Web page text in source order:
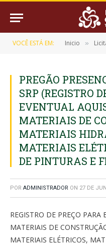
VOCÊ ESTÁ EM: Inicio »
PREGÃO
SRP (REGISTRO
EVENTUAL
MATERIAIS DE
MATERIAIS
MATERIAIS
DE PINTURAS E
POR ADMINISTRADOR ON 27 DE
REGISTRO DE PREÇO
MATERIAIS DE
MATERIAIS ELÉTRICOS,